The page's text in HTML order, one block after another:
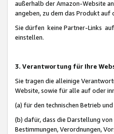
außerhalb der Amazon-Website
angeben, zu dem das Produkt
Sie dürfen keine Partner-Links
einstellen.
3. Verantwortung für Ihre
Sie tragen die alleinige
Website, sowie für alle auf oder
(a) für den technischen Betrieb
(b) dafür, dass die Darstellung
Bestimmungen, Verordnungen,